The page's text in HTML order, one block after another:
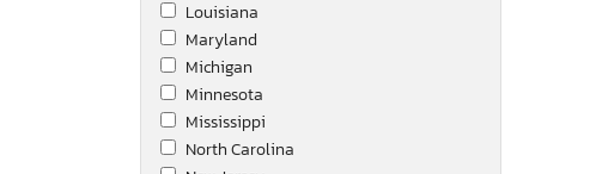
Louisiana
Maryland
Michigan
Minnesota
Mississippi
North Carolina